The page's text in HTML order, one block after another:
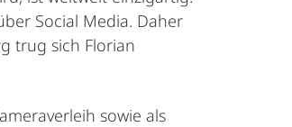
Social Media. Daher
trug sich Florian
sowie als